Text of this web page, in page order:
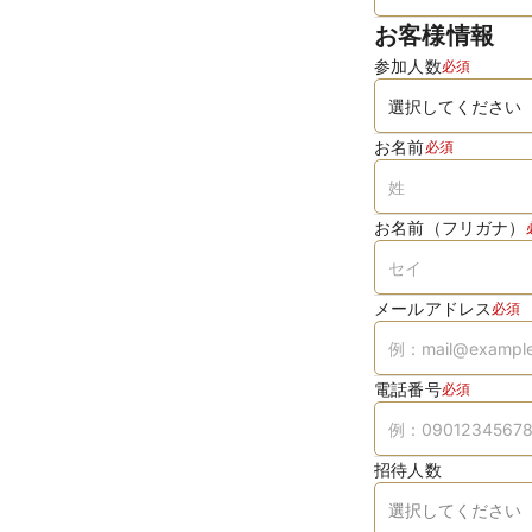
お客様情報
参加人数必須
お名前必須
お名前（フリガナ）
メールアドレス 必須
電話番号必須
招待人数